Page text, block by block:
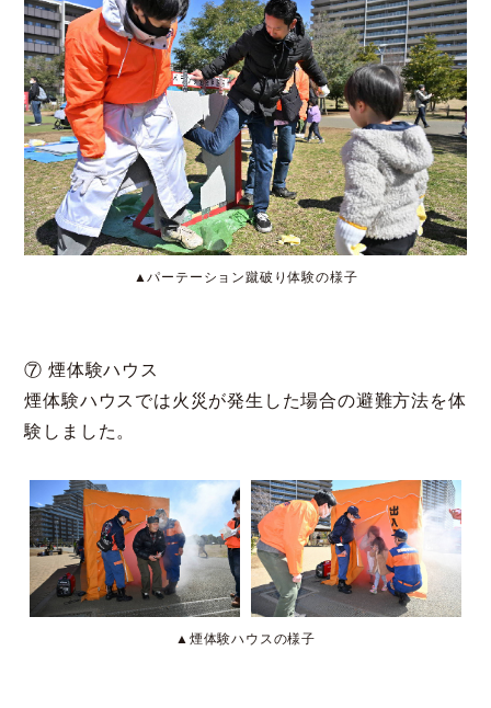
▲パーテーション蹴破り体験の様子
⑦ 煙体験ハウス
煙体験ハウスでは火災が発生した場合の避難方法を体
験しました。
▲煙体験ハウスの様子